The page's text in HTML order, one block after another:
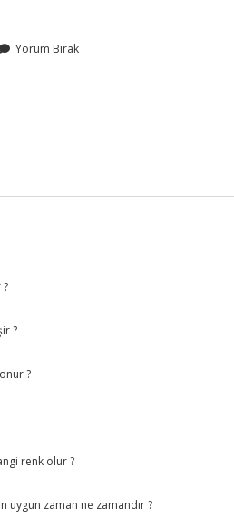
Yorum Bırak
?
?
renk olur ?
uygun zaman ne zamandır ?